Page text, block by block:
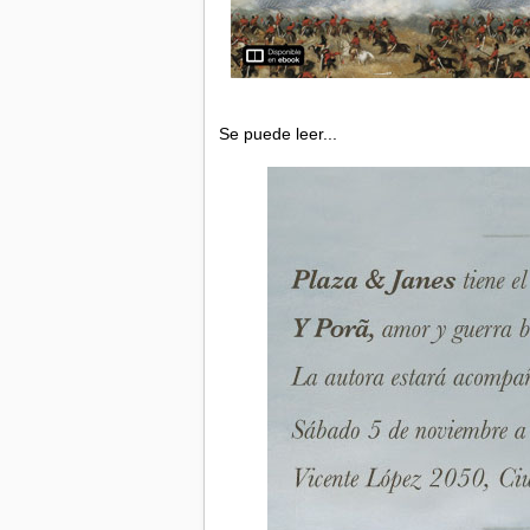
Se puede leer...